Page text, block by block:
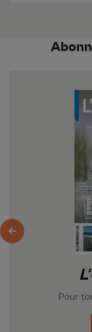
Pour